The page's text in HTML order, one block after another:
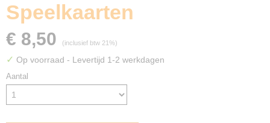
Speelkaarten
€ 8,50 (inclusief btw 21%)
✓ Op voorraad - Levertijd 1-2 werkdagen
Aantal